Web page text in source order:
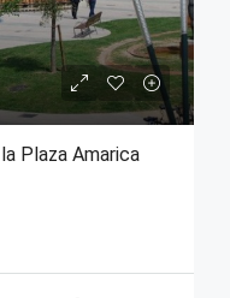
Plaza Amarica